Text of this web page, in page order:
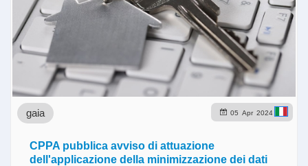
05 Apr 2024
gaia
CPPA pubblica avviso di attuazione
dell'applicazione della minimizzazione dei dati